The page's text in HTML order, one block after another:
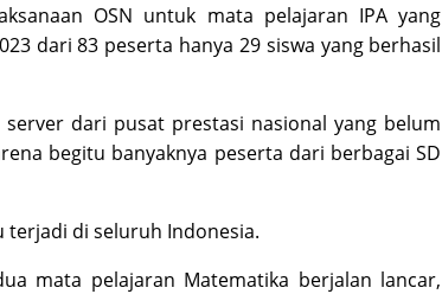
OSN untuk mata pelajaran IPA yang
dari 83 peserta hanya 29 siswa yang berhasil
dari pusat prestasi nasional yang belum
begitu banyaknya peserta dari berbagai SD
terjadi di seluruh Indonesia.
mata pelajaran Matematika berjalan lancar,